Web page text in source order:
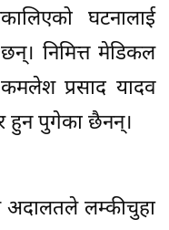
घटनालाई
निमित्त मेडिकल
प्रसाद यादव
हुन पुगेका छैनन्।
अदालतले लम्कीचुहा